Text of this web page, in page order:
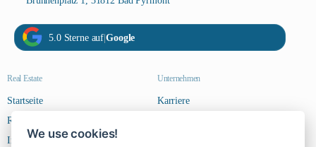
We use cookies!
5.0 Sterne auf |Google
Real Estate
Startseite
Riverside Steps
Immobilien
Unternehmen
Karriere